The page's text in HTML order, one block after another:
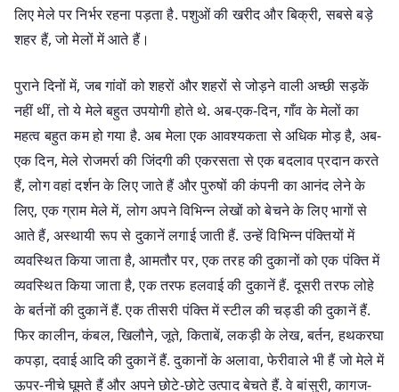
लिए मेले पर निर्भर रहना पड़ता है. पशुओं की खरीद और बिक्री, सबसे बड़े
शहर हैं, जो मेलों में आते हैं।
पुराने दिनों में, जब गांवों को शहरों और शहरों से जोड़ने वाली अच्छी सड़कें
नहीं थीं, तो ये मेले बहुत उपयोगी होते थे. अब-एक-दिन, गाँव के मेलों का
महत्व बहुत कम हो गया है. अब मेला एक आवश्यकता से अधिक मोड़ है, अब-
एक दिन, मेले रोजमर्रा की जिंदगी की एकरसता से एक बदलाव प्रदान करते
हैं, लोग वहां दर्शन के लिए जाते हैं और पुरुषों की कंपनी का आनंद लेने के
लिए, एक ग्राम मेले में, लोग अपने विभिन्न लेखों को बेचने के लिए भागों से
आते हैं, अस्थायी रूप से दुकानें लगाई जाती हैं. उन्हें विभिन्न पंक्तियों में
व्यवस्थित किया जाता है, आमतौर पर, एक तरह की दुकानों को एक पंक्ति में
व्यवस्थित किया जाता है, एक तरफ हलवाई की दुकानें हैं. दूसरी तरफ लोहे
के बर्तनों की दुकानें हैं. एक तीसरी पंक्ति में स्टील की चड्डी की दुकानें हैं.
फिर कालीन, कंबल, खिलौने, जूते, किताबें, लकड़ी के लेख, बर्तन, हथकरघा
कपड़ा, दवाई आदि की दुकानें हैं. दुकानों के अलावा, फेरीवाले भी हैं जो मेले में
ऊपर-नीचे घूमते हैं और अपने छोटे-छोटे उत्पाद बेचते हैं. वे बांसुरी, कागज-